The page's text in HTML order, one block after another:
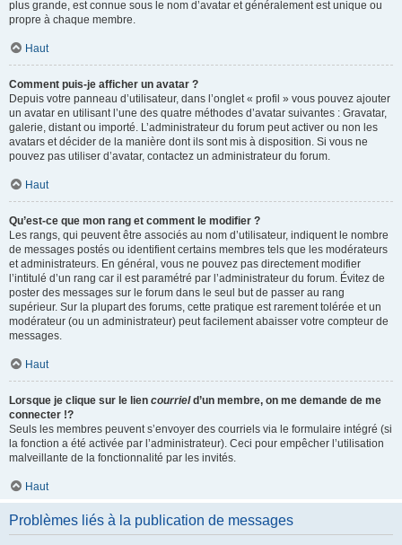
plus grande, est connue sous le nom d’avatar et généralement est unique ou
propre à chaque membre.
Haut
Comment puis-je afficher un avatar ?
Depuis votre panneau d’utilisateur, dans l’onglet « profil » vous pouvez ajouter
un avatar en utilisant l’une des quatre méthodes d’avatar suivantes : Gravatar,
galerie, distant ou importé. L’administrateur du forum peut activer ou non les
avatars et décider de la manière dont ils sont mis à disposition. Si vous ne
pouvez pas utiliser d’avatar, contactez un administrateur du forum.
Haut
Qu’est-ce que mon rang et comment le modifier ?
Les rangs, qui peuvent être associés au nom d’utilisateur, indiquent le nombre
de messages postés ou identifient certains membres tels que les modérateurs
et administrateurs. En général, vous ne pouvez pas directement modifier
l’intitulé d’un rang car il est paramétré par l’administrateur du forum. Évitez de
poster des messages sur le forum dans le seul but de passer au rang
supérieur. Sur la plupart des forums, cette pratique est rarement tolérée et un
modérateur (ou un administrateur) peut facilement abaisser votre compteur de
messages.
Haut
Lorsque je clique sur le lien courrield’un membre, on me demande de me
connecter !?
Seuls les membres peuvent s’envoyer des courriels via le formulaire intégré (si
la fonction a été activée par l’administrateur). Ceci pour empêcher l’utilisation
malveillante de la fonctionnalité par les invités.
Haut
Problèmes liés à la publication de messages